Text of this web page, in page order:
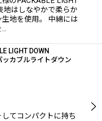
地はしなやかで柔らか
地を使用。 中綿には
…
LIGHT DOWN
ッカブルライトダウン
てコンパクトに持ち